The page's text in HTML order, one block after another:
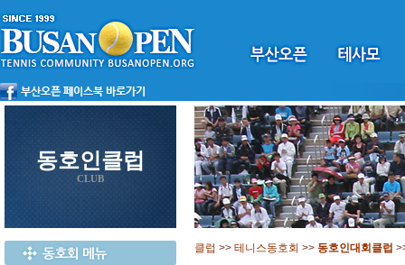
동호인클럽
CLUB
클럽 >> 테니스동호회 >> 동호인대회클럽